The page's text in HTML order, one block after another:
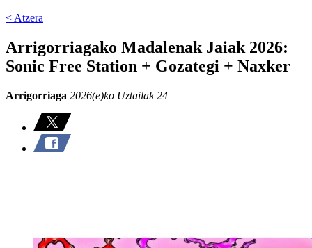
< Atzera
Arrigorriagako Madalenak Jaiak 2026:
Sonic Free Station + Gozategi + Naxker
Arrigorriaga 2026(e)ko Uztailak 24